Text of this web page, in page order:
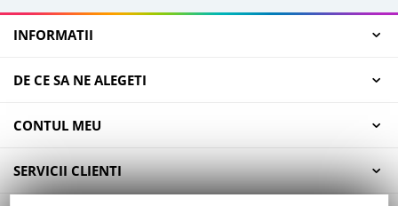
INFORMATII
DE CE SA NE ALEGETI
CONTUL MEU
SERVICII CLIENTI